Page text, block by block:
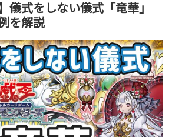
儀式をしない儀式「竜華」
を解説